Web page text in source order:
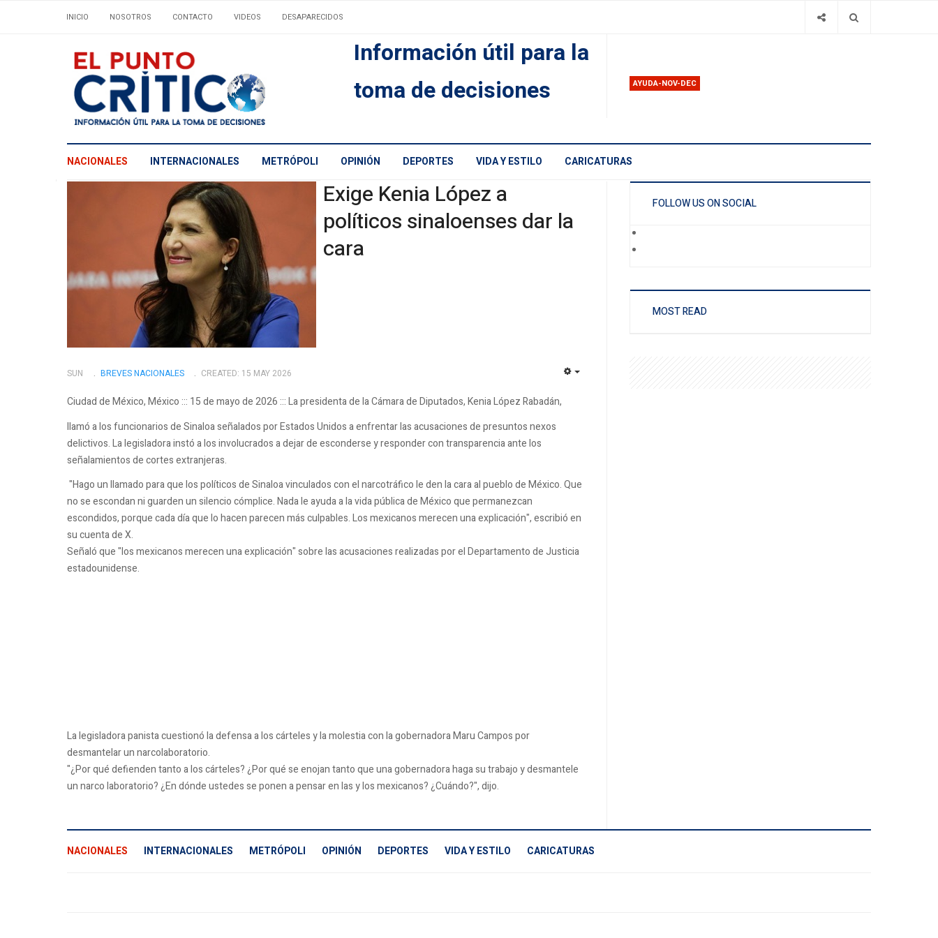
INICIO NOSOTROS CONTACTO VIDEOS DESAPARECIDOS
Información útil para la
toma de decisiones
AYUDA-NOV-DEC
NACIONALES INTERNACIONALES METRÓPOLI OPINIÓN DEPORTES VIDA Y ESTILO CARICATURAS
Exige Kenia López a
políticos sinaloenses dar la
cara
SUN BREVES NACIONALES CREATED: 15 MAY 2026
Ciudad de México, México ::: 15 de mayo de 2026 ::: La presidenta de la Cámara de Diputados, Kenia López Rabadán,
llamó a los funcionarios de Sinaloa señalados por Estados Unidos a enfrentar las acusaciones de presuntos nexos
delictivos. La legisladora instó a los involucrados a dejar de esconderse y responder con transparencia ante los
señalamientos de cortes extranjeras.
"Hago un llamado para que los políticos de Sinaloa vinculados con el narcotráfico le den la cara al pueblo de México. Que
no se escondan ni guarden un silencio cómplice. Nada le ayuda a la vida pública de México que permanezcan
escondidos, porque cada día que lo hacen parecen más culpables. Los mexicanos merecen una explicación", escribió en
su cuenta de X.
Señaló que "los mexicanos merecen una explicación" sobre las acusaciones realizadas por el Departamento de Justicia
estadounidense.
La legisladora panista cuestionó la defensa a los cárteles y la molestia con la gobernadora Maru Campos por
desmantelar un narcolaboratorio.
"¿Por qué defienden tanto a los cárteles? ¿Por qué se enojan tanto que una gobernadora haga su trabajo y desmantele
un narco laboratorio? ¿En dónde ustedes se ponen a pensar en las y los mexicanos? ¿Cuándo?", dijo.
FOLLOW US ON SOCIAL
MOST READ
NACIONALES INTERNACIONALES METRÓPOLI OPINIÓN DEPORTES VIDA Y ESTILO CARICATURAS